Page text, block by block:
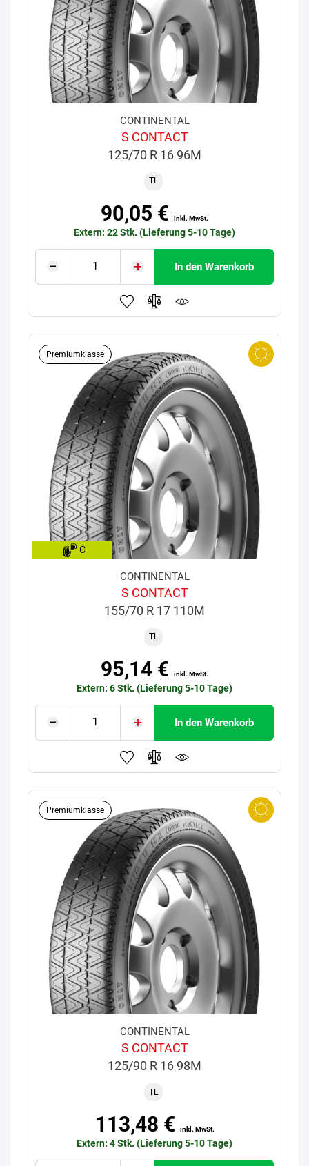
CONTINENTAL
S CONTACT
125/70 R 16 96M
TL
90,05 € inkl. MwSt.
Extern: 22 Stk. (Lieferung 5-10 Tage)
In den Warenkorb
Premiumklasse
C
CONTINENTAL
S CONTACT
155/70 R 17 110M
TL
95,14 € inkl. MwSt.
Extern: 6 Stk. (Lieferung 5-10 Tage)
In den Warenkorb
Premiumklasse
CONTINENTAL
S CONTACT
125/90 R 16 98M
TL
113,48 € inkl. MwSt.
Extern: 4 Stk. (Lieferung 5-10 Tage)